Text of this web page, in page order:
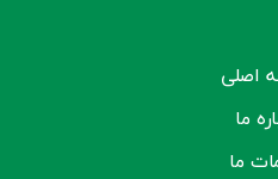
اصلی
ما
ما